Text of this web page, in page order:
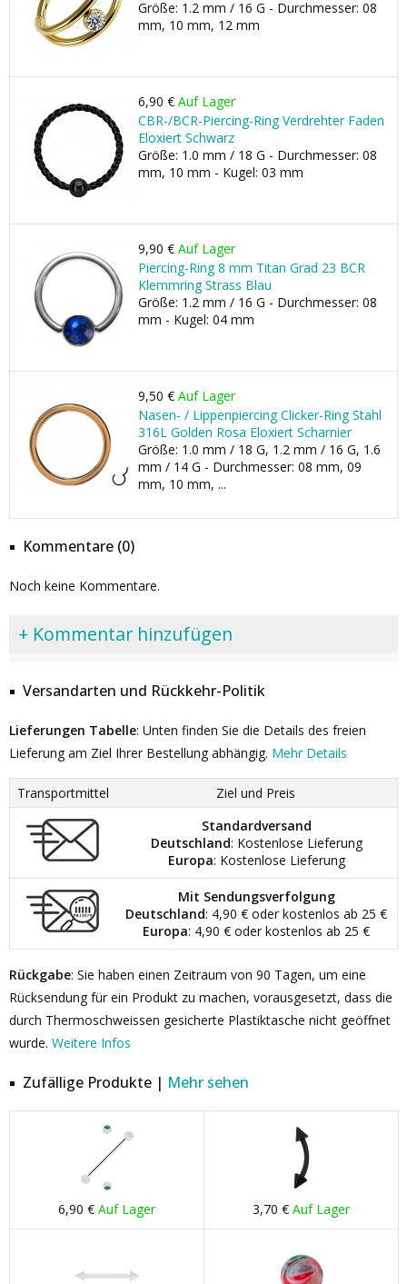
Größe: 1.2 mm / 16 G - Durchmesser: 08
mm, 10 mm, 12 mm
6,90 € Auf Lager
CBR-/BCR-Piercing-Ring Verdrehter Faden
Eloxiert Schwarz
Größe: 1.0 mm / 18 G - Durchmesser: 08
mm, 10 mm - Kugel: 03 mm
9,90 € Auf Lager
Piercing-Ring 8 mm Titan Grad 23 BCR
Klemmring Strass Blau
Größe: 1.2 mm / 16 G - Durchmesser: 08
mm - Kugel: 04 mm
9,50 € Auf Lager
Nasen- / Lippenpiercing Clicker-Ring Stahl
316L Golden Rosa Eloxiert Scharnier
Größe: 1.0 mm / 18 G, 1.2 mm / 16 G, 1.6
mm / 14 G - Durchmesser: 08 mm, 09
mm, 10 mm, ...
Kommentare (0)
Noch keine Kommentare.
+ Kommentar hinzufügen
Versandarten und Rückkehr-Politik
Lieferungen Tabelle: Unten finden Sie die Details des freien
Lieferung am Ziel Ihrer Bestellung abhängig. Mehr Details
Transportmittel
Ziel und Preis
Standardversand
Deutschland: Kostenlose Lieferung
Europa: Kostenlose Lieferung
Mit Sendungsverfolgung
Deutschland: 4,90 € oder kostenlos ab 25 €
Europa: 4,90 € oder kostenlos ab 25 €
Rückgabe: Sie haben einen Zeitraum von 90 Tagen, um eine
Rücksendung für ein Produkt zu machen, vorausgesetzt, dass die
durch Thermoschweissen gesicherte Plastiktasche nicht geöffnet
wurde. Weitere Infos
Zufällige Produkte | Mehr sehen
6,90 € Auf Lager 3,70 € Auf Lager